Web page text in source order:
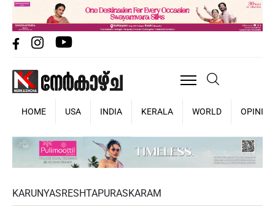
HOME USA INDIA KERALA WORLD OPINION
KARUNYASRESHTAPURASKARAM